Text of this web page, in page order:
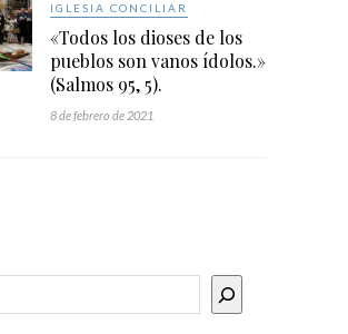
IGLESIA CONCILIAR
«Todos los dioses de los
pueblos son vanos ídolos.»
(Salmos 95, 5).
8 de febrero de 2021